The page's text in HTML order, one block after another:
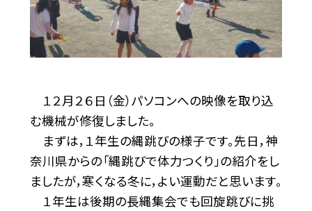
１２月２６日（金）パソコンへの映像を取り込
む機械が修復しました。
まずは，１年生の縄跳びの様子です。先日，神
奈川県からの「縄跳びで体力つくり」の紹介をし
ましたが，寒くなる冬に，よい運動だと思います。
１年生は後期の長縄集会でも回旋跳びに挑